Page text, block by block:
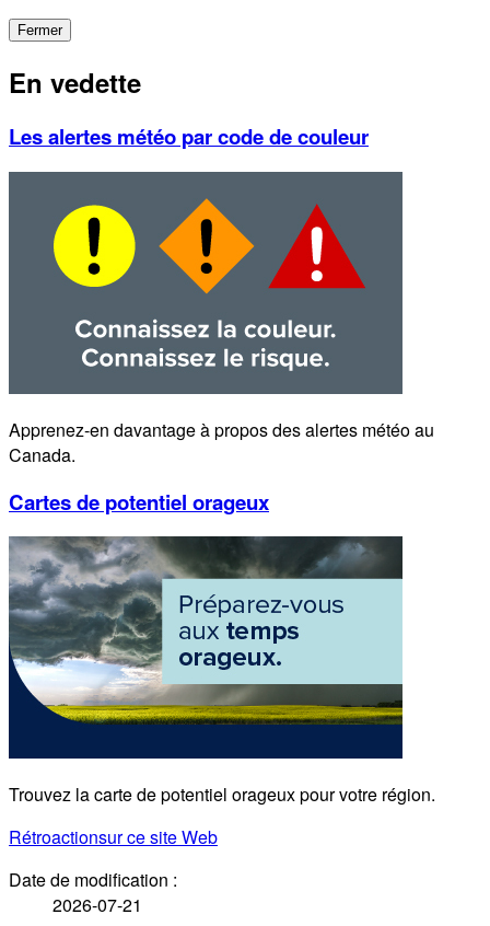
Fermer
En vedette
Les alertes météo par code de couleur
Apprenez-en davantage à propos des alertes météo au
Canada.
Cartes de potentiel orageux
Trouvez la carte de potentiel orageux pour votre région.
Rétroactionsur ce site Web
Date de modification :
2026-07-21